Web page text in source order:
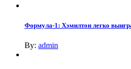
Формула-1: Хэмилтон легко
By: admin